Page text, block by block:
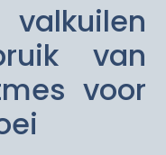
van
voor